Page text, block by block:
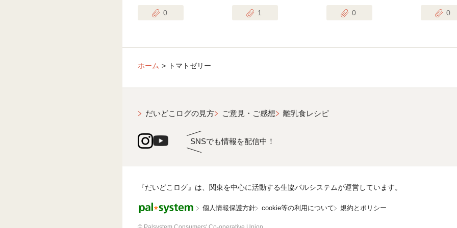
0 1 0 0
ホーム トマトゼリー
だいどこログの見方 ご意見・ご感想 離乳食レシピ
SNSでも情報を配信中！
『だいどこログ』は、関東を中心に活動する生協パルシステムが運営しています。
個人情報保護方針 cookie等の利用について 規約とポリシー